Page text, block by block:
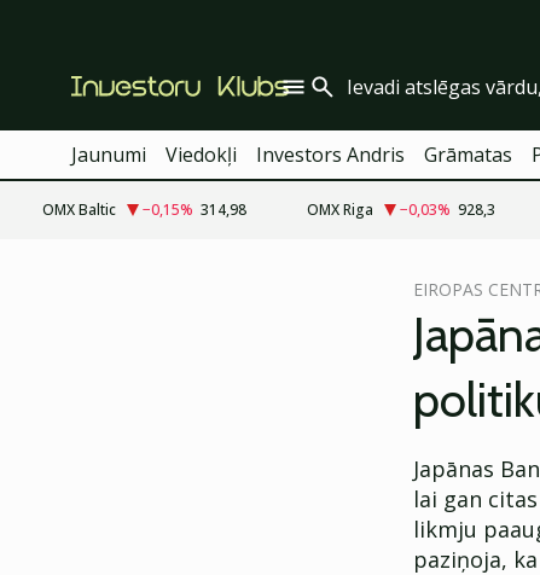
Jaunumi Viedokļi Investors Andris Grāmatas
OMX Baltic −0,15% 314,98 OMX Riga −0,03% 928,3
EIROPAS
Japānas
lai gan
likmju
paziņoja,